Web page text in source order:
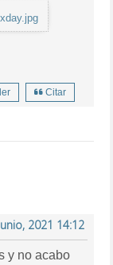
Citar
2021 14:12
y no acabo